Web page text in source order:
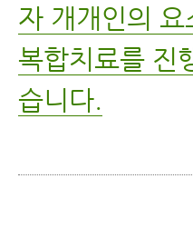
자 개개인의
복합치료를 진
습니다.